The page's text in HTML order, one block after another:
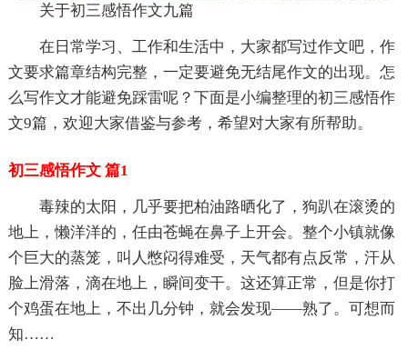
关于初三感悟作文九篇
在日常学习、工作和生活中，大家都写过作文吧，作
文要求篇章结构完整，一定要避免无结尾作文的出现。怎
么写作文才能避免踩雷呢？下面是小编整理的初三感悟作
文9篇，欢迎大家借鉴与参考，希望对大家有所帮助。
初三感悟作文 篇1
毒辣的太阳，几乎要把柏油路晒化了，狗趴在滚烫的
地上，懒洋洋的，任由苍蝇在鼻子上开会。整个小镇就像
个巨大的蒸笼，叫人憋闷得难受，天气都有点反常，汗从
脸上滑落，滴在地上，瞬间变干。这还算正常，但是你打
个鸡蛋在地上，不出几分钟，就会发现——熟了。可想而
知……